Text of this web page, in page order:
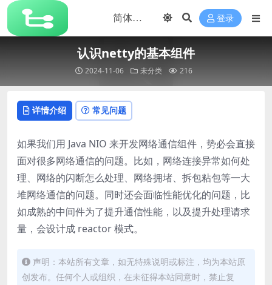
登录
认识netty的基本组件
2024-11-06 未分类 216
详情介绍 常见问题
如果我们用 Java NIO 来开发网络通信组件，势必会直接
面对很多网络通信的问题。比如，网络连接异常如何处
理、网络的闪断怎么处理、网络拥堵、拆包粘包等一大
堆网络通信的问题。同时还会面临性能优化的问题，比
如成熟的中间件为了提升通信性能，以及提升处理请求
量，会设计成 reactor 模式。
声明：本站所有文章，如无特殊说明或标注，均为本站原
创发布。任何个人或组织，在未征得本站同意时，禁止复